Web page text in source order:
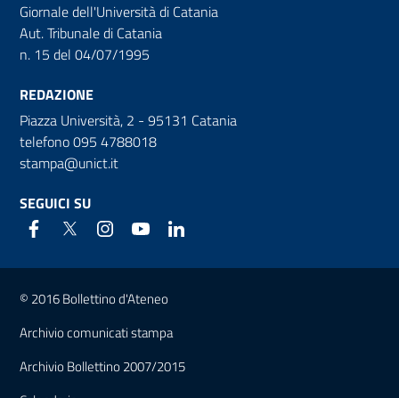
Giornale dell'Università di Catania
Aut. Tribunale di Catania
n. 15 del 04/07/1995
REDAZIONE
Piazza Università, 2 - 95131 Catania
telefono 095 4788018
stampa@unict.it
SEGUICI SU
Link e informazioni utili
© 2016 Bollettino d'Ateneo
Archivio comunicati stampa
Archivio Bollettino 2007/2015